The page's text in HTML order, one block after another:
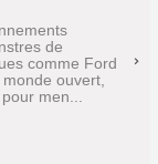
de
comme Ford
ouvert,
men...